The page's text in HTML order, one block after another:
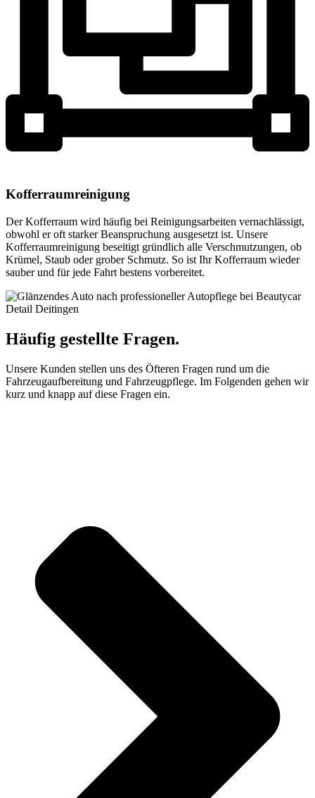
Kofferraumreinigung
Der Kofferraum wird häufig bei Reinigungsarbeiten vernachlässigt,
obwohl er oft starker Beanspruchung ausgesetzt ist. Unsere
Kofferraumreinigung beseitigt gründlich alle Verschmutzungen, ob
Krümel, Staub oder grober Schmutz. So ist Ihr Kofferraum wieder
sauber und für jede Fahrt bestens vorbereitet.
Häufig gestellte Fragen.
Unsere Kunden stellen uns des Öfteren Fragen rund um die
Fahrzeugaufbereitung und Fahrzeugpflege. Im Folgenden gehen wir
kurz und knapp auf diese Fragen ein.